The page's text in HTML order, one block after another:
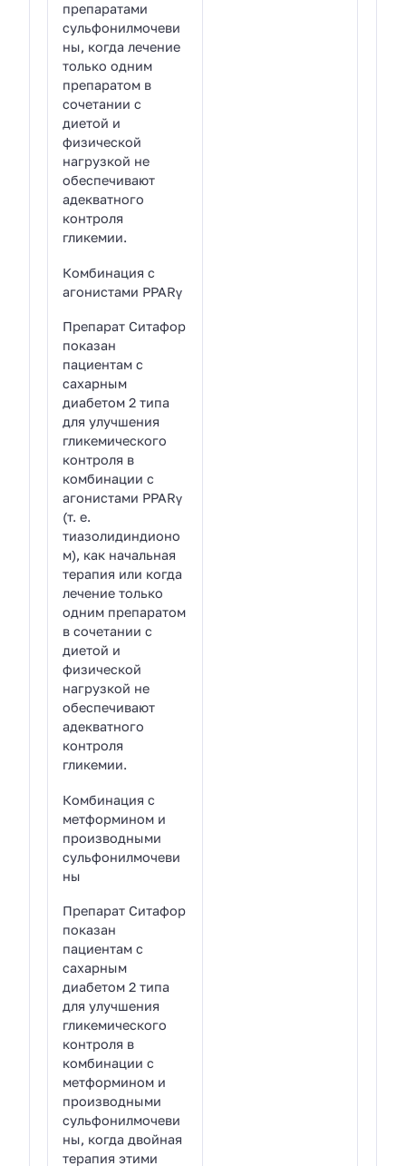
препаратами
сульфонилмочеви
ны, когда лечение
только одним
препаратом в
сочетании с
диетой и
физической
нагрузкой не
обеспечивают
адекватного
контроля
гликемии.
Комбинация с
агонистами PPARγ
Препарат Ситафор
показан
пациентам с
сахарным
диабетом 2 типа
для улучшения
гликемического
контроля в
комбинации с
агонистами PPARγ
(т. е.
тиазолидиндионо
м), как начальная
терапия или когда
лечение только
одним препаратом
в сочетании с
диетой и
физической
нагрузкой не
обеспечивают
адекватного
контроля
гликемии.
Комбинация с
метформином и
производными
сульфонилмочеви
ны
Препарат Ситафор
показан
пациентам с
сахарным
диабетом 2 типа
для улучшения
гликемического
контроля в
комбинации с
метформином и
производными
сульфонилмочеви
ны, когда двойная
терапия этими